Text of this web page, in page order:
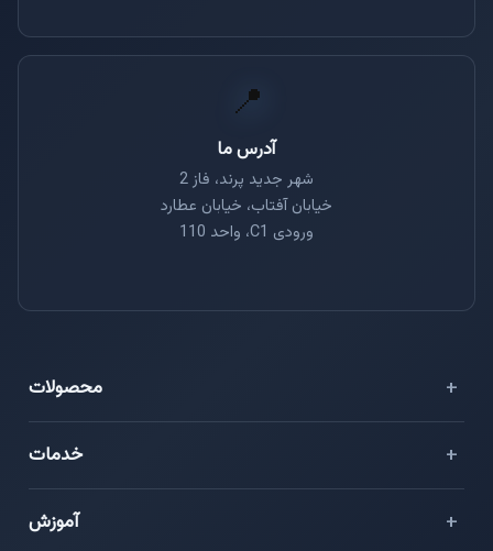
📍
آدرس ما
شهر جدید پرند، فاز 2
خیابان آفتاب، خیابان عطارد
ورودی C1، واحد 110
محصولات
سرور مجازی خارج
خدمات
آموزش